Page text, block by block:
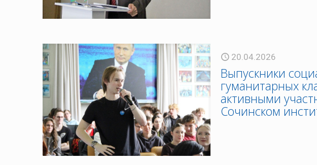
20.04.2026
Выпускники
гуманитарных
активными
Сочинском